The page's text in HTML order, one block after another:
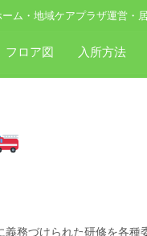
ム・地域ケアプラザ運営・
フロア図 入所方法
義務づけられた研修を各